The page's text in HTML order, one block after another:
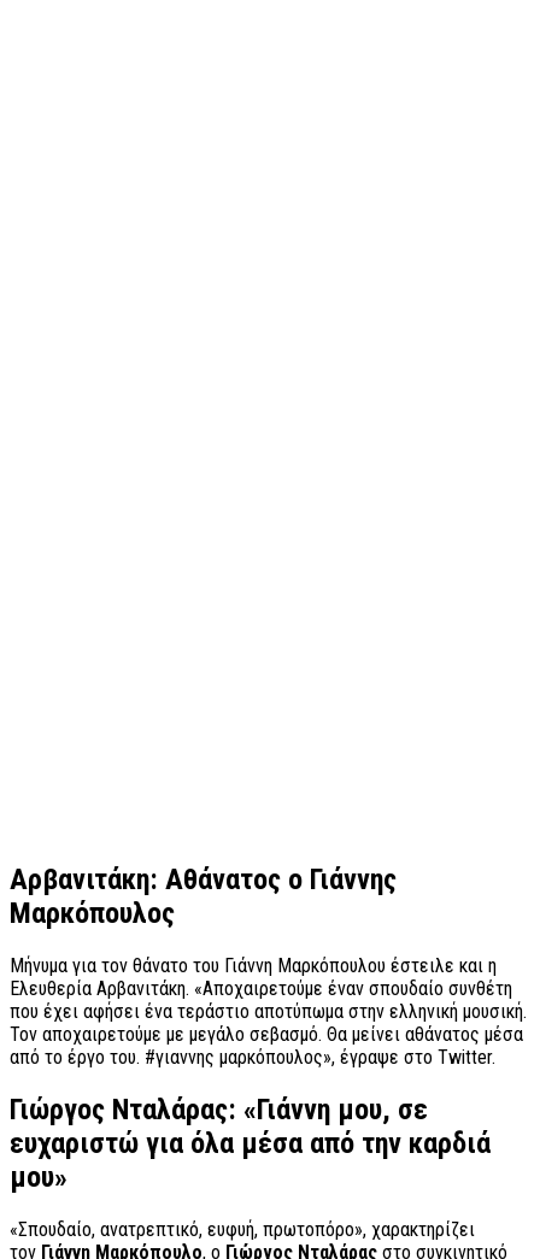
Αρβανιτάκη: Αθάνατος ο Γιάννης
Μαρκόπουλος
Μήνυμα για τον θάνατο του Γιάννη Μαρκόπουλου έστειλε και η
Ελευθερία Αρβανιτάκη. «Αποχαιρετούμε έναν σπουδαίο συνθέτη
που έχει αφήσει ένα τεράστιο αποτύπωμα στην ελληνική μουσική.
Τον αποχαιρετούμε με μεγάλο σεβασμό. Θα μείνει αθάνατος μέσα
από το έργο του. #γιαννης μαρκόπουλος», έγραψε στο Twitter.
Γιώργος Νταλάρας: «Γιάννη μου, σε
ευχαριστώ για όλα μέσα από την καρδιά
μου»
«Σπουδαίο, ανατρεπτικό, ευφυή, πρωτοπόρο», χαρακτηρίζει
τον Γιάννη Μαρκόπουλο, ο Γιώργος Νταλάρας στο συγκινητικό